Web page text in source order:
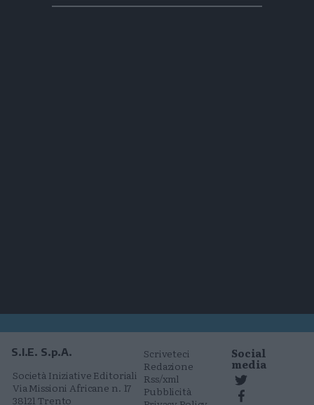
S.I.E. S.p.A.
Società Iniziative Editoriali
Via Missioni Africane n. 17
38121 Trento
Scriveteci
Redazione
Rss/xml
Pubblicità
Social
media